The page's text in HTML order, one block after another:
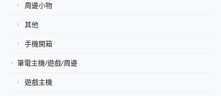
周邊小物
其他
手機開箱
筆電主機/遊戲/周邊
遊戲主機